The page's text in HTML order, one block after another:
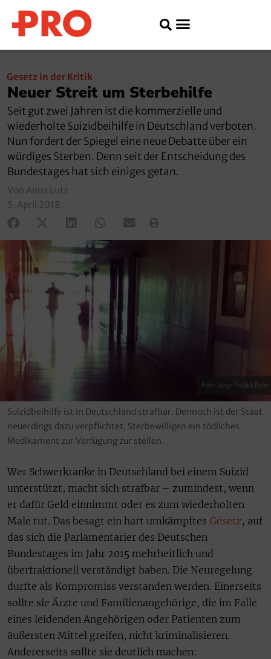
Gesetz in der Kritik
Neuer Streit um Sterbehilfe
Seit gut zwei Jahren ist die kommerzielle und
wiederholte Suizidbeihilfe in Deutschland verboten.
Nun fordert der Spiegel eine neue Debatte über ein
würdiges Sterben. Denn seit der Entscheidung des
Bundestages hat sich einiges getan.
Von Anna Lutz
5. April 2018
Foto: Jorge Gobbi, flickr
Suizidbeihilfe ist in Deutschland strafbar. Dennoch ist der Staat
neuerdings dazu verpflichtet, Sterbewilligen ein tödliches
Medikament zur Verfügung zur stellen.
Wer Schwerkranke in Deutschland bei einem Suizid
unterstützt, macht sich strafbar – zumindest, wenn
er dafür Geld einnimmt oder es zum wiederholten
Male tut. Das besagt ein hart umkämpftes Gesetz, auf
das sich die Parlamentarier des Deutschen
Bundestages im Jahr 2015 mehrheitlich und
überfraktionell verständigt haben. Die Neuregelung
durfte als Kompromiss verstanden werden. Einerseits
sollte sie Ärzte und Familienangehörige, die im Falle
eines leidenden Angehörigen oder Patienten zum
äußersten Mittel greifen, nicht kriminalisieren.
Andererseits sollte sie deutlich machen: